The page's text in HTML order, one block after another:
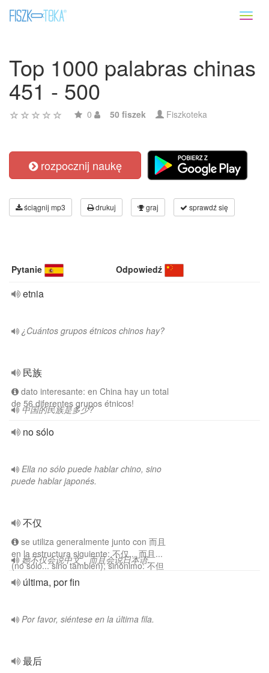
Top 1000 palabras chinas
451 - 500
0 50 fiszek Fiszkoteka
rozpocznij naukę
ściągnij mp3 drukuj graj sprawdź się
Pytanie Odpowiedź
etnia
¿Cuántos grupos étnicos chinos hay?
民族
dato interesante: en China hay un total
de 56 diferentes grupos étnicos!
中国的民族是多少?
no sólo
Ella no sólo puede hablar chino, sino
puede hablar japonés.
不仅
se utiliza generalmente junto con 而且
en la estructura siguiente: 不仅... 而且...
(no sólo... sino también); sinónimo: 不但
她不仅会说中文，而且会说日本语.
última, por fin
Por favor, siéntese en la última fila.
最后